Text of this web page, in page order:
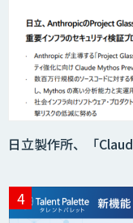
日立製作所、「